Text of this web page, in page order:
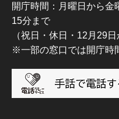
開庁時間：月曜日から
15分まで
（祝日・休日・12月29
※一部の窓口では開庁時